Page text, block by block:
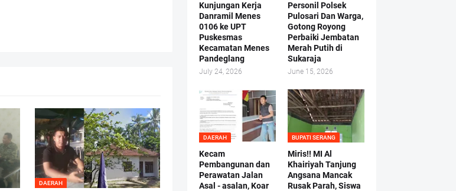
DAERAH
Kunjungan Kerja
Danramil Menes
0106 ke UPT
Puskesmas
Kecamatan Menes
Pandeglang
July 24, 2026
Personil Polsek
Pulosari Dan Warga,
Gotong Royong
Perbaiki Jembatan
Merah Putih di
Sukaraja
June 15, 2026
DAERAH
Kecam
Pembangunan dan
Perawatan Jalan
Asal - asalan, Koar
BUPATI SERANG
Miris!! MI Al
Khairiyah Tanjung
Angsana Mancak
Rusak Parah, Siswa